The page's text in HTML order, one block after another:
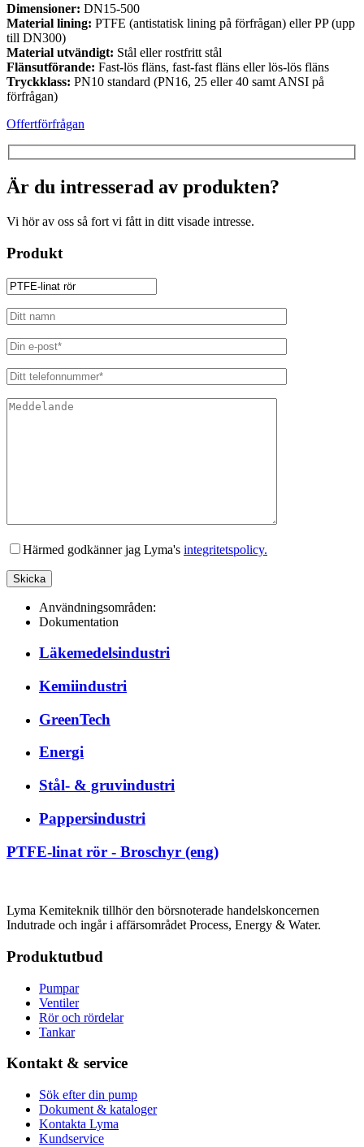
Dimensioner: DN15-500
Material lining: PTFE (antistatisk lining på förfrågan) eller PP (upp
till DN300)
Material utvändigt: Stål eller rostfritt stål
Flänsutförande: Fast-lös fläns, fast-fast fläns eller lös-lös fläns
Tryckklass: PN10 standard (PN16, 25 eller 40 samt ANSI på
förfrågan)
Offertförfrågan
Är du intresserad av produkten?
Vi hör av oss så fort vi fått in ditt visade intresse.
Produkt
Lämna detta fält tomt.
Härmed godkänner jag Lyma's integritetspolicy.
Användningsområden:
Dokumentation
Läkemedelsindustri
Kemiindustri
GreenTech
Energi
Stål- & gruvindustri
Pappersindustri
PTFE-linat rör - Broschyr (eng)
Lyma Kemiteknik tillhör den börsnoterade handelskoncernen
Indutrade och ingår i affärsområdet Process, Energy & Water.
Produktutbud
Pumpar
Ventiler
Rör och rördelar
Tankar
Kontakt & service
Sök efter din pump
Dokument & kataloger
Kontakta Lyma
Kundservice